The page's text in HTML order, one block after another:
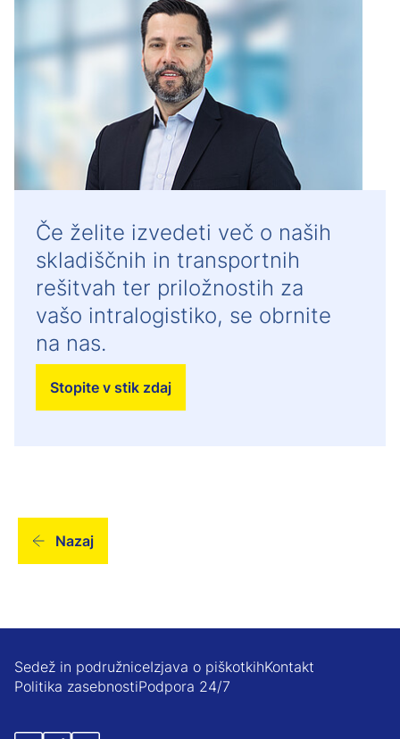
Če želite izvedeti več o naših
skladiščnih in transportnih
rešitvah ter priložnostih za
vašo intralogistiko, se obrnite
na nas.
Stopite v stik zdaj
Nazaj
Sedež in podružniceIzjava o piškotkihKontakt
Politika zasebnostiPodpora 24/7